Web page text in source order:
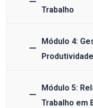
Trabalho
Módulo 4:
Produtividade
Módulo 5:
Trabalho em